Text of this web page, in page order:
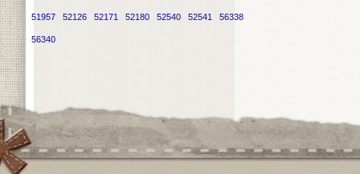
51957 52126 52171 52180 52540 52541 56338
56340